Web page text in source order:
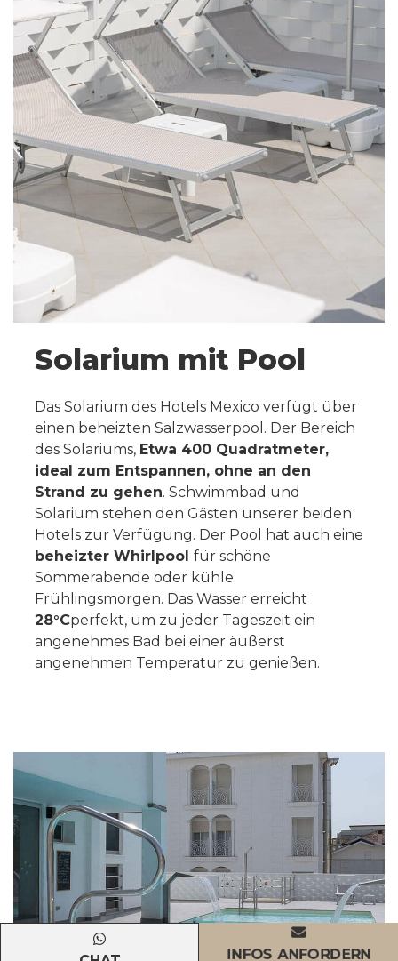
Solarium mit Pool
Das Solarium des Hotels Mexico verfügt über
einen beheizten Salzwasserpool. Der Bereich
des Solariums, Etwa 400 Quadratmeter,
ideal zum Entspannen, ohne an den
Strand zu gehen. Schwimmbad und
Solarium stehen den Gästen unserer beiden
Hotels zur Verfügung. Der Pool hat auch eine
beheizter Whirlpool für schöne
Sommerabende oder kühle
Frühlingsmorgen. Das Wasser erreicht
28°Cperfekt, um zu jeder Tageszeit ein
angenehmes Bad bei einer äußerst
angenehmen Temperatur zu genießen.
INFOS ANFORDERN